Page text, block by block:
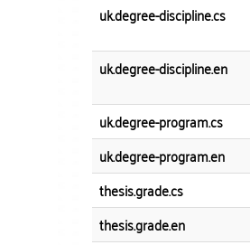
uk.degree-discipline.cs
uk.degree-discipline.en
uk.degree-program.cs
uk.degree-program.en
thesis.grade.cs
thesis.grade.en